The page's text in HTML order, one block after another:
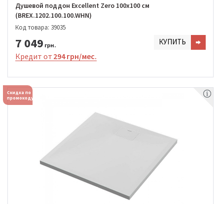
Душевой поддон Excellent Zero 100х100 см
(BREX.1202.100.100.WHN)
Код товара: 39035
7 049 грн. КУПИТЬ
Кредит от 294 грн/мес.
Скидка по
промокоду